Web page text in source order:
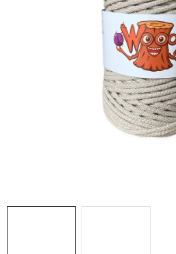
Vrácení zboží a
Moje objednávka
Ochrana osobních údajů
Věrnostní